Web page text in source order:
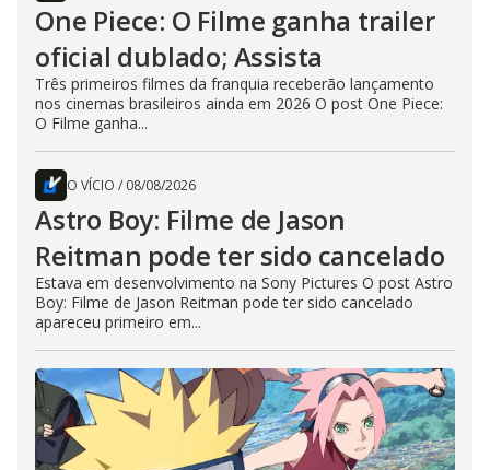
One Piece: O Filme ganha trailer
oficial dublado; Assista
Três primeiros filmes da franquia receberão lançamento
nos cinemas brasileiros ainda em 2026 O post One Piece:
O Filme ganha...
O VÍCIO / 08/08/2026
Astro Boy: Filme de Jason
Reitman pode ter sido cancelado
Estava em desenvolvimento na Sony Pictures O post Astro
Boy: Filme de Jason Reitman pode ter sido cancelado
apareceu primeiro em...